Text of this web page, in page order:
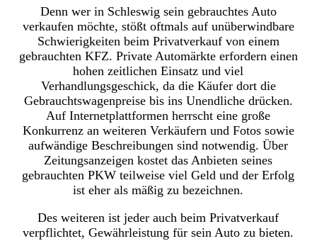
Denn wer in Schleswig sein gebrauchtes Auto
verkaufen möchte, stößt oftmals auf unüberwindbare
Schwierigkeiten beim Privatverkauf von einem
gebrauchten KFZ. Private Automärkte erfordern einen
hohen zeitlichen Einsatz und viel
Verhandlungsgeschick, da die Käufer dort die
Gebrauchtswagenpreise bis ins Unendliche drücken.
Auf Internetplattformen herrscht eine große
Konkurrenz an weiteren Verkäufern und Fotos sowie
aufwändige Beschreibungen sind notwendig. Über
Zeitungsanzeigen kostet das Anbieten seines
gebrauchten PKW teilweise viel Geld und der Erfolg
ist eher als mäßig zu bezeichnen.
Des weiteren ist jeder auch beim Privatverkauf
verpflichtet, Gewährleistung für sein Auto zu bieten.